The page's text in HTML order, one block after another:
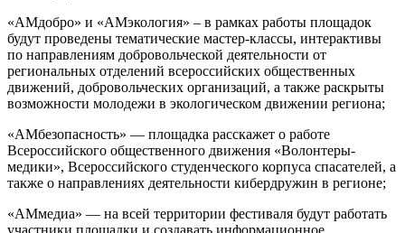
«АМдобро» и «АМэкология» – в рамках работы площадок
будут проведены тематические мастер-классы, интерактивы
по направлениям добровольческой деятельности от
региональных отделений всероссийских общественных
движений, добровольческих организаций, а также раскрыты
возможности молодежи в экологическом движении региона;
«АМбезопасность» — площадка расскажет о работе
Всероссийского общественного движения «Волонтеры-
медики», Всероссийского студенческого корпуса спасателей, а
также о направлениях деятельности кибердружин в регионе;
«АМмедиа» — на всей территории фестиваля будут работать
участники площадки и создавать информационное